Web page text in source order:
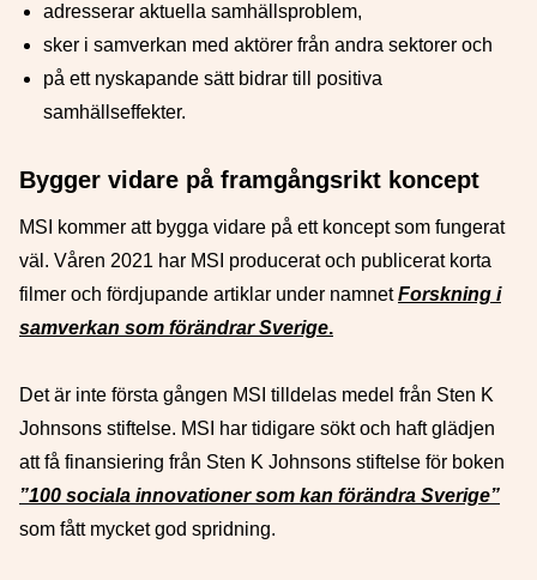
adresserar aktuella samhällsproblem,
sker i samverkan med aktörer från andra sektorer och
på ett nyskapande sätt bidrar till positiva
samhällseffekter.
Bygger vidare på framgångsrikt koncept
MSI kommer att bygga vidare på ett koncept som fungerat
väl. Våren 2021 har MSI producerat och publicerat korta
filmer och fördjupande artiklar under namnetForskning i
samverkan som förändrar Sverige.
Det är inte första gången MSI tilldelas medel från Sten K
Johnsons stiftelse. MSI har tidigare sökt och haft glädjen
att få finansiering från Sten K Johnsons stiftelse för boken
”100 sociala innovationer som kan förändra Sverige”
som fått mycket god spridning.